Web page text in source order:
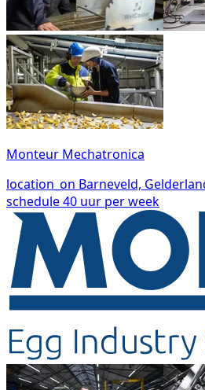
Monteur Mechatronica
location_on Barneveld,
schedule40 uur per week